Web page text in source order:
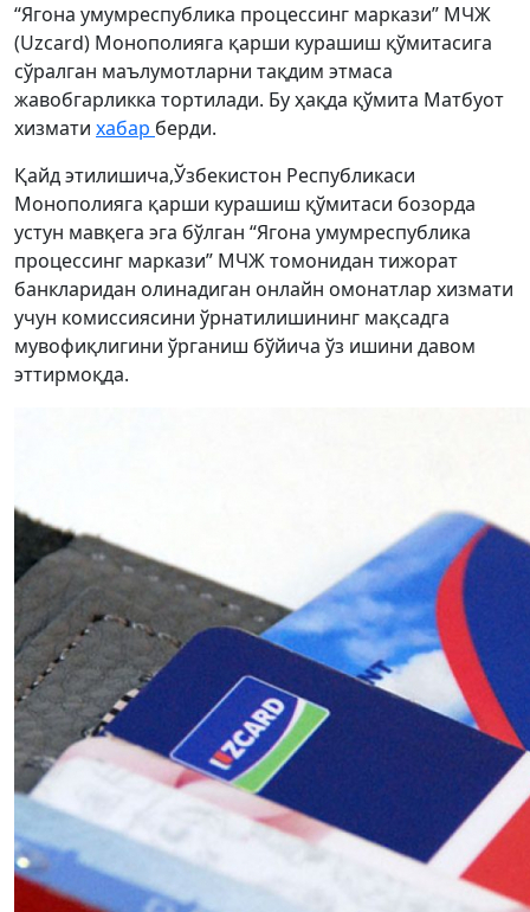
“Ягона умумреспублика процессинг маркази” МЧЖ
(Uzcard) Монополияга қарши курашиш қўмитасига
сўралган маълумотларни тақдим этмаса
жавобгарликка тортилади. Бу ҳақда қўмита Матбуот
хизмати хабар берди.
Қайд этилишича,Ўзбекистон Республикаси
Монополияга қарши курашиш қўмитаси бозорда
устун мавқега эга бўлган “Ягона умумреспублика
процессинг маркази” МЧЖ томонидан тижорат
банкларидан олинадиган онлайн омонатлар хизмати
учун комиссиясини ўрнатилишининг мақсадга
мувофиқлигини ўрганиш бўйича ўз ишини давом
эттирмоқда.